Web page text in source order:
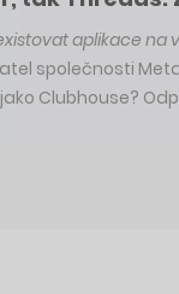
aplikace na
společnosti
Clubhouse?